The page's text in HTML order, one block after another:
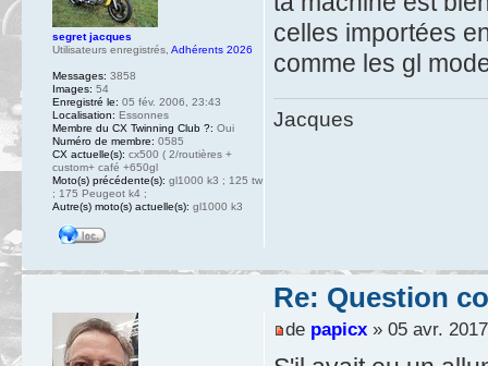
celles importées
comme les gl
Jacques
segret jacques
Utilisateurs enregistrés Adhérents 2026
Messages: 3858
Images: 54
Enregistré le: 05 fév. 2006, 23:43
Localisation: Essonnes
Membre du CX Twinning Club ?: Oui
Numéro de membre: 0585
CX actuelle(s): cx500 ( 2/routières +
custom+ café +650gl
Moto(s) précédente(s): gl1000 k3 ; 125 tw
; 175 Peugeot k4 ;
Autre(s) moto(s) actuelle(s): gl1000 k3
Re: Question
de papicx» 05 avr.